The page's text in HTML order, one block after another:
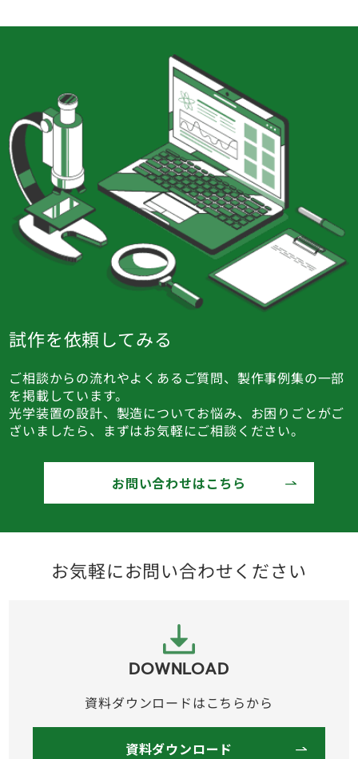
試作を依頼してみる
ご相談からの流れやよくあるご質問、製作事例集の一部
を掲載しています。
光学装置の設計、製造についてお悩み、お困りごとがご
ざいましたら、まずはお気軽にご相談ください。
お問い合わせはこちら
お気軽にお問い合わせください
DOWNLOAD
資料ダウンロードはこちらから
資料ダウンロード